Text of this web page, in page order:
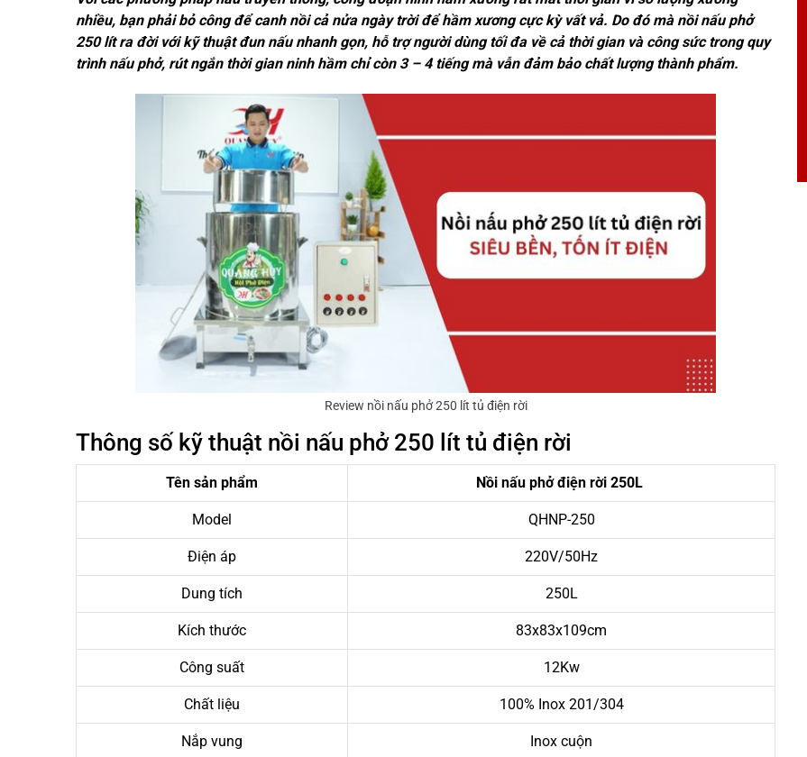
nhiều, bạn phải bỏ công để canh nồi cả nửa ngày trời để hầm xương cực kỳ vất vả. Do đó mà nồi nấu phở
250 lít ra đời với kỹ thuật đun nấu nhanh gọn, hỗ trợ người dùng tối đa về cả thời gian và công sức trong quy
trình nấu phở, rút ngắn thời gian ninh hầm chỉ còn 3 – 4 tiếng mà vẫn đảm bảo chất lượng thành phẩm.
Review nồi nấu phở 250 lít tủ điện rời
Thông số kỹ thuật nồi nấu phở 250 lít tủ điện rời
Tên sản phẩm Nồi nấu phở điện rời 250L
Model QHNP-250
Điện áp 220V/50Hz
Dung tích 250L
Kích thước 83x83x109cm
Công suất 12Kw
Chất liệu 100% Inox 201/304
Nắp vung Inox cuộn